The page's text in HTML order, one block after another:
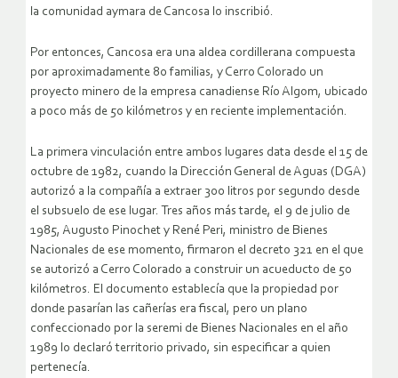
la comunidad aymara de Cancosa lo inscribió.
Por entonces, Cancosa era una aldea cordillerana compuesta
por aproximadamente 80 familias, y Cerro Colorado un
proyecto minero de la empresa canadiense Río Algom, ubicado
a poco más de 50 kilómetros y en reciente implementación.
La primera vinculación entre ambos lugares data desde el 15 de
octubre de 1982, cuando la Dirección General de Aguas (DGA)
autorizó a la compañía a extraer 300 litros por segundo desde
el subsuelo de ese lugar. Tres años más tarde, el 9 de julio de
1985, Augusto Pinochet y René Peri, ministro de Bienes
Nacionales de ese momento, firmaron el decreto 321 en el que
se autorizó a Cerro Colorado a construir un acueducto de 50
kilómetros. El documento establecía que la propiedad por
donde pasarían las cañerías era fiscal, pero un plano
confeccionado por la seremi de Bienes Nacionales en el año
1989 lo declaró territorio privado, sin especificar a quien
pertenecía.